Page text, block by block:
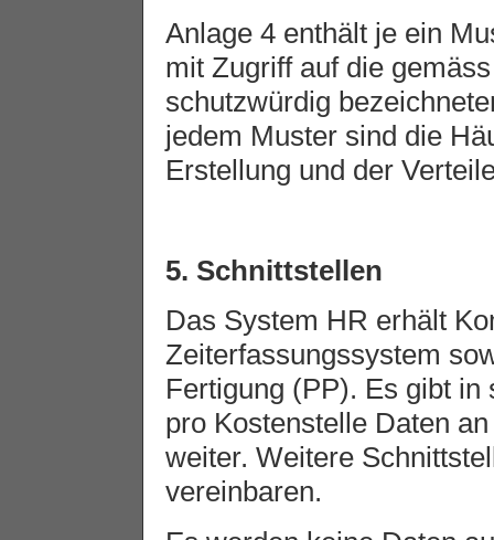
Anlage 4 enthält je ein
mit Zugriff auf die
schutzwürdig
jedem Muster sind die
Erstellung und der
5. Schnittstellen
Das System HR erhält
Zeiterfassungssystem
Fertigung (PP). Es gibt
pro Kostenstelle Daten
weiter. Weitere
vereinbaren.